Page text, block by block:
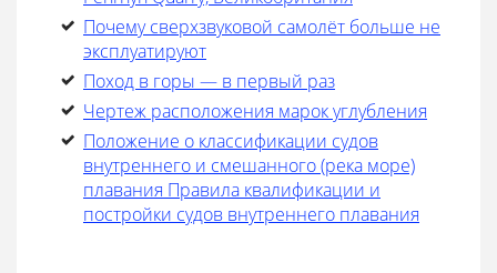
Почему сверхзвуковой самолёт больше не
эксплуатируют
Поход в горы — в первый раз
Чертеж расположения марок углубления
Положение о классификации судов
внутреннего и смешанного (река море)
плавания Правила квалификации и
постройки судов внутреннего плавания